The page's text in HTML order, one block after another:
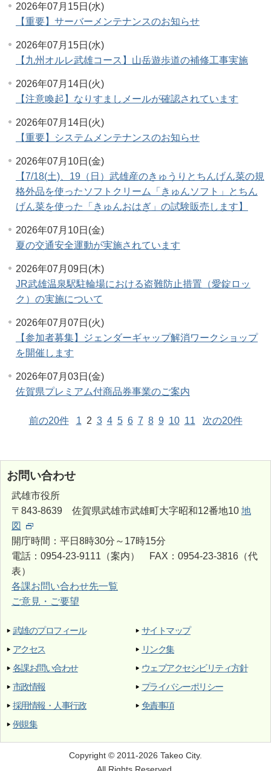
2026年07月15日(水)
【重要】サーバーメンテナンスのお知らせ
2026年07月15日(水)
【九州オルレ武雄コース】山岳遊歩道の補修工事実施
2026年07月14日(火)
【注意喚起】なりすましメールが確認されています
2026年07月14日(火)
【重要】システムメンテナンスのお知らせ
2026年07月10日(金)
【7/18(土)、19（日）武雄産のきゅうりとちんげん菜の規
格外品を使ったソフトクリーム「きゅんソフト」とちん
げん菜を使った「きゅんおはぎ」の試験販売します】
2026年07月10日(金)
夏の交通安全運動が実施されています
2026年07月09日(木)
JR武雄温泉駅駐輪場における盗難防止措置（愛錠ロッ
ク）の実施について
2026年07月07日(火)
【参加者募集】ジェンダーギャップ解消ワークショップ
を開催します
2026年07月03日(金)
佐賀県プレミアム付商品券事業のご案内
前の20件 1 2 3 4 5 6 7 8 9 10 11 次の20件
お問い合わせ
武雄市役所
〒843-8639 佐賀県武雄市武雄町大字昭和12番地10 地
図
開庁時間：平日8時30分～17時15分
電話：0954-23-9111（案内） FAX：0954-23-3816（代
表）
各課お問い合わせ先一覧
ご意見・ご要望
武雄のプロフィール
アクセス
各課お問い合わせ
市政情報
採用情報・人事行政
例規集
サイトマップ
リンク集
ウェブアクセシビリティ方針
プライバシーポリシー
免責事項
Copyright © 2011-2026 Takeo City.